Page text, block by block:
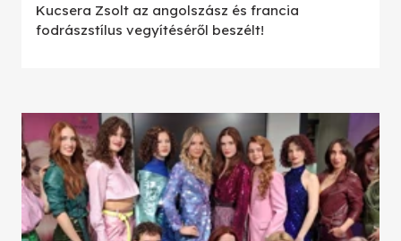
Kucsera Zsolt az angolszász és francia
fodrászstílus vegyítéséről beszélt!